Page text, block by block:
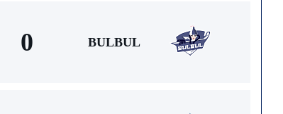
0 BULBUL